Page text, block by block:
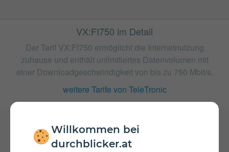
Willkommen bei
durchblicker.at
VX:FI750 im Detail
Der Tarif VX:FI750 ermöglicht die Internetnutzung
zuhause und enthält unlimitiertes Datenvolumen mit
einer Downloadgeschwindigkeit von bis zu 750 Mbit/s.
weitere Tarife von TeleTronic
Gebühren